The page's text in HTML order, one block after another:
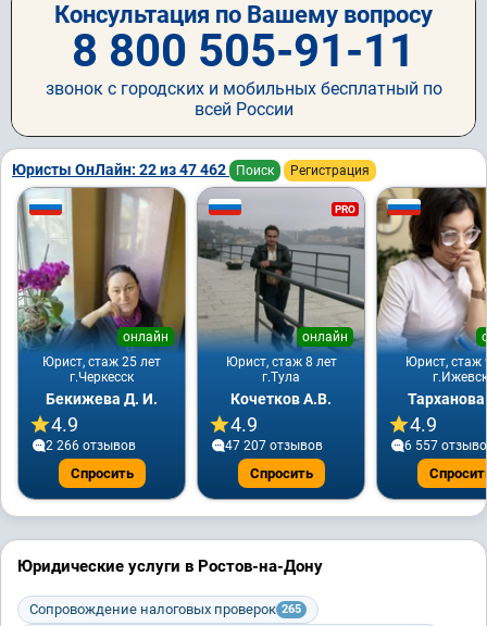
Консультация по Вашему вопросу
8 800 505-91-11
звонок с городских и мобильных бесплатный по
всей России
Юристы ОнЛайн: 22 из 47 462 Поиск Регистрация
Юрист, стаж 25 лет
онлайн
г.Черкесск
Бекижева Д. И.
4.9
2 266 отзывов
Спросить
PRO
Юрист, стаж 8 лет
онлайн
г.Тула
Кочетков А.В.
4.9
47 207 отзывов
Спросить
Юрист, стаж
г.Ижевск
4.9
6 557
Юридические услуги в Ростов-на-Дону
Сопровождение налоговых проверок 265